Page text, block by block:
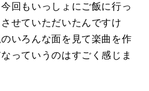
回もいっしょにご飯に行っ
せていただいたんですけ
いろんな面を見て楽曲を作
っていうのはすごく感じま